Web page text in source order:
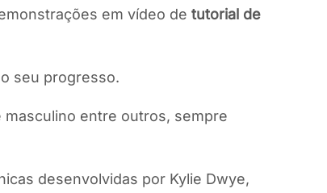
em vídeo de tutorial de
seu progresso.
entre outros, sempre
desenvolvidas por Kylie Dwye,